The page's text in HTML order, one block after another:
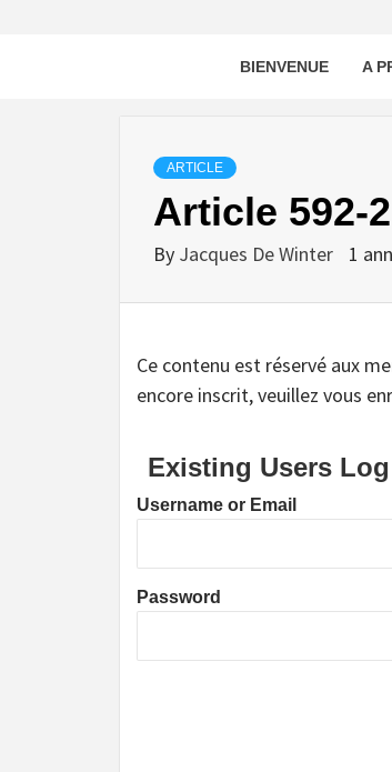
BIENVENUE A
ARTICLE
Article 592-
By Jacques De Winter 1
Ce contenu est réservé aux
encore inscrit, veuillez vous
Existing Users
Username or Email
Password